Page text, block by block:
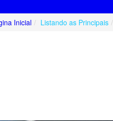
Inicial Listando as Principais